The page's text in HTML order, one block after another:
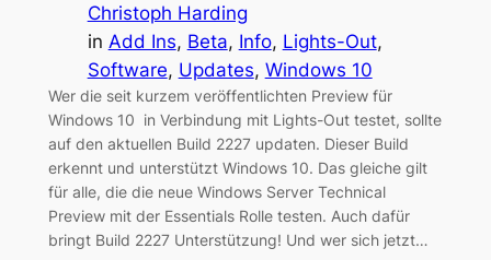
Christoph Harding
in Add Ins, Beta, Info, Lights-Out
Software, Updates, Windows 10
Wer die seit kurzem veröffentlichten Preview für
Windows 10 in Verbindung mit Lights-Out testet, sollte
auf den aktuellen Build 2227 updaten. Dieser Build
erkennt und unterstützt Windows 10. Das gleiche gilt
für alle, die die neue Windows Server Technical
Preview mit der Essentials Rolle testen. Auch dafür
bringt Build 2227 Unterstützung! Und wer sich jetzt…